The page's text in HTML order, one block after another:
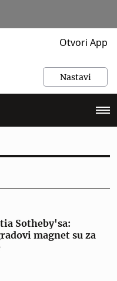
Otvori App
Nastavi
Sotheby'sa:
magnet su za